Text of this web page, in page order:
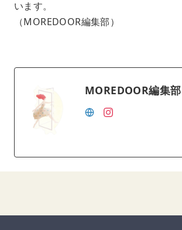
います。
（MOREDOOR編集部）
MOREDOOR編集部